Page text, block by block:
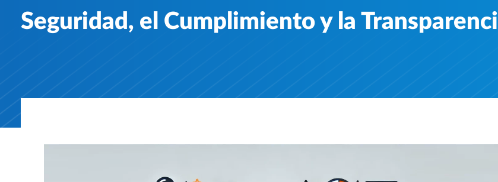
Seguridad, el Cumplimiento y la